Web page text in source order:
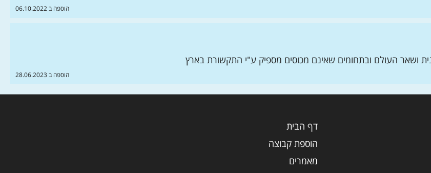
הוספה ב 06.10.2022
ושאר העולם ובתחומים שאינם מכוסים מספיק ע"י התקשורת בארץ
הוספה ב 28.06.2023
דף הבית
הוספת קבוצה
מאמרים